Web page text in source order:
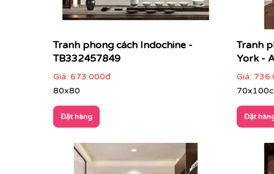
Tranh phong cách Indochine -
TB332457849
Giá: 673.000đ
80x80
Đặt hàng
Tranh
York -
Giá:
Đặt